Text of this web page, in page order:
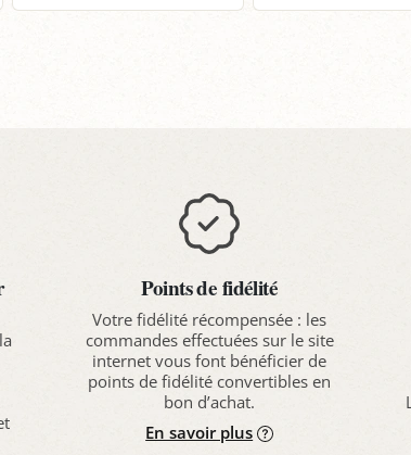
Points de fidélité
Votre fidélité récompensée : les
commandes effectuées sur le site
internet vous font bénéficier de
points de fidélité convertibles en
bon d’achat.
En savoir plus